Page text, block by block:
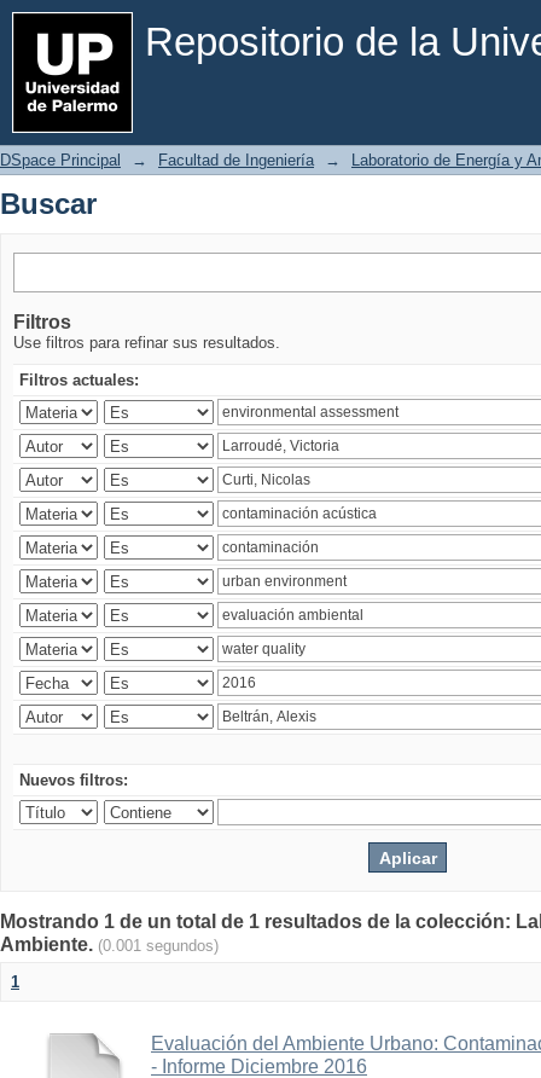
Repositorio de la
Buscar
DSpace Principal → Facultad de Ingeniería → Laboratorio de Energía y
Buscar
Filtros
Use filtros para refinar sus resultados.
Filtros actuales:
Nuevos filtros:
Mostrando 1 de un total de 1 resultados de la colección:
Ambiente. (0.001 segundos)
1
Evaluación del Ambiente Urbano:
- Informe Diciembre 2016